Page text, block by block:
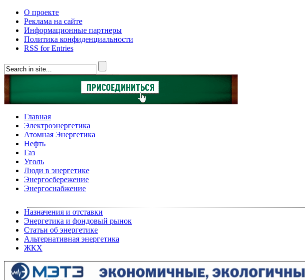
О проекте
Реклама на сайте
Информационные партнеры
Политика конфиденциальности
RSS for Entries
Главная
Электроэнергетика
Атомная Энергетика
Нефть
Газ
Уголь
Люди в энергетике
Энергосбережение
Энергоснабжение
Назначения и отставки
Энергетика и фондовый рынок
Статьи об энергетике
Альтернативная энергетика
ЖКХ